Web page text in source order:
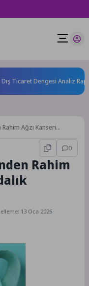
Ticaret Dengesi Analiz
Ağzı Kanseri
0
Rahim
13 Oca 2026